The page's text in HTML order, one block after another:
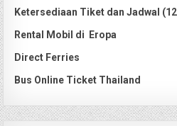
Ketersediaan Tiket dan Jadwal
Rental Mobil di Eropa
Direct Ferries
Bus Online Ticket Thailand